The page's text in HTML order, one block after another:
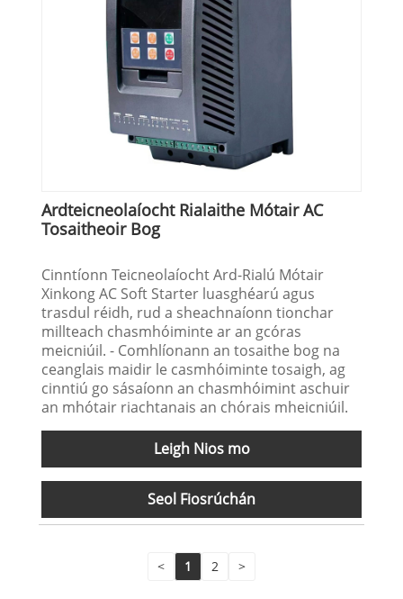
Ardteicneolaíocht Rialaithe Mótair AC
Tosaitheoir Bog
Cinntíonn Teicneolaíocht Ard-Rialú Mótair
Xinkong AC Soft Starter luasghéarú agus
trasdul réidh, rud a sheachnaíonn tionchar
millteach chasmhóiminte ar an gcóras
meicniúil. - Comhlíonann an tosaithe bog na
ceanglais maidir le casmhóiminte tosaigh, ag
cinntiú go sásaíonn an chasmhóimint aschuir
an mhótair riachtanais an chórais mheicniúil.
Leigh Nios mo
Seol Fiosrúchán
< 1 2 >